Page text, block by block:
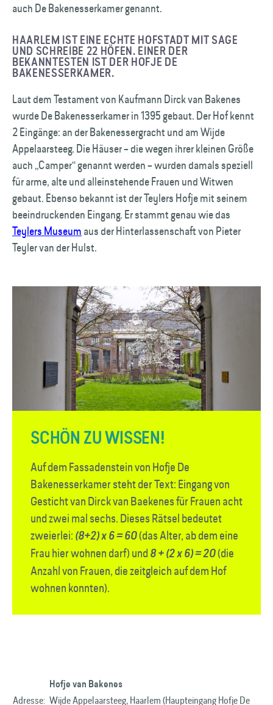
auch De Bakenesserkamer genannt.
HAARLEM IST EINE ECHTE HOFSTADT MIT SAGE
UND SCHREIBE 22 HÖFEN. EINER DER
BEKANNTESTEN IST DER HOFJE DE
BAKENESSERKAMER.
Laut dem Testament von Kaufmann Dirck van Bakenes
wurde De Bakenesserkamer in 1395 gebaut. Der Hof kennt
2 Eingänge: an der Bakenessergracht und am Wijde
Appelaarsteeg. Die Häuser – die wegen ihrer kleinen Größe
auch „Camper“ genannt werden – wurden damals speziell
für arme, alte und alleinstehende Frauen und Witwen
gebaut. Ebenso bekannt ist der Teylers Hofje mit seinem
beeindruckenden Eingang. Er stammt genau wie das
Teylers Museum aus der Hinterlassenschaft von Pieter
Teyler van der Hulst.
SCHÖN ZU WISSEN!
Auf dem Fassadenstein von Hofje De
Bakenesser­kamer steht der Text: Eingang von
Gesticht van Dirck van Baekenes für Frauen acht
und zwei mal sechs. Dieses Rätsel bedeutet
zweierlei: (8+2) x 6 = 60(das Alter, ab dem eine
Frau hier wohnen darf) und 8 + (2 x 6) = 20(die
Anzahl von Frauen, die zeitgleich auf dem Hof
wohnen konnten).
Hofje van Bakenes
Adresse: Wijde Appelaarsteeg, Haarlem (Haupteingang Hofje De